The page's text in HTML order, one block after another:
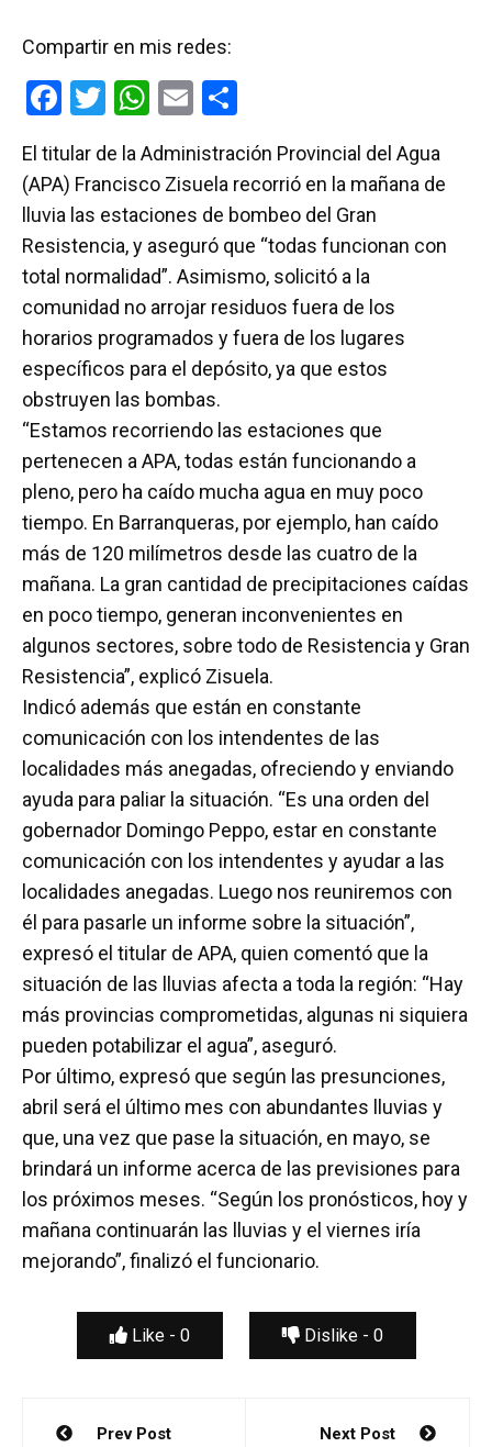
Compartir en mis redes:
F
ce
b
o
o
k
T
tt
er
W
at
s
A
p
p
E
ail m
p
ar
tir
El titular de la Administración Provincial del Agua
(APA) Francisco Zisuela recorrió en la mañana de
lluvia las estaciones de bombeo del Gran
Resistencia, y aseguró que “todas funcionan con
total normalidad”. Asimismo, solicitó a la
comunidad no arrojar residuos fuera de los
horarios programados y fuera de los lugares
específicos para el depósito, ya que estos
obstruyen las bombas.
“Estamos recorriendo las estaciones que
pertenecen a APA, todas están funcionando a
pleno, pero ha caído mucha agua en muy poco
tiempo. En Barranqueras, por ejemplo, han caído
más de 120 milímetros desde las cuatro de la
mañana. La gran cantidad de precipitaciones caídas
en poco tiempo, generan inconvenientes en
algunos sectores, sobre todo de Resistencia y Gran
Resistencia”, explicó Zisuela.
Indicó además que están en constante
comunicación con los intendentes de las
localidades más anegadas, ofreciendo y enviando
ayuda para paliar la situación. “Es una orden del
gobernador Domingo Peppo, estar en constante
comunicación con los intendentes y ayudar a las
localidades anegadas. Luego nos reuniremos con
él para pasarle un informe sobre la situación”,
expresó el titular de APA, quien comentó que la
situación de las lluvias afecta a toda la región: “Hay
más provincias comprometidas, algunas ni siquiera
pueden potabilizar el agua”, aseguró.
Por último, expresó que según las presunciones,
abril será el último mes con abundantes lluvias y
que, una vez que pase la situación, en mayo, se
brindará un informe acerca de las previsiones para
los próximos meses. “Según los pronósticos, hoy y
mañana continuarán las lluvias y el viernes iría
mejorando”, finalizó el funcionario.
Like - 0 Dislike - 0
Navegación
Prev Post Next Post